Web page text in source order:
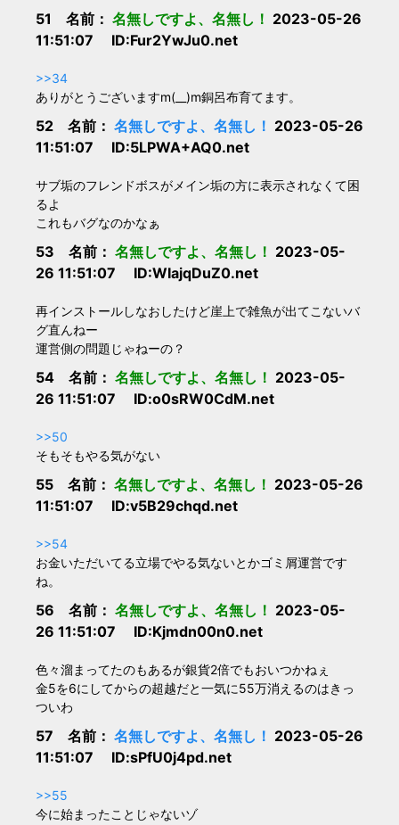
51 名前： 名無しですよ、名無し！ 2023-05-26
11:51:07 ID:Fur2YwJu0.net
>>34
ありがとうございますm(__)m銅呂布育てます。
52 名前： 名無しですよ、名無し！ 2023-05-26
11:51:07 ID:5LPWA+AQ0.net
サブ垢のフレンドボスがメイン垢の方に表示されなくて困
るよ
これもバグなのかなぁ
53 名前： 名無しですよ、名無し！ 2023-05-
26 11:51:07 ID:WIajqDuZ0.net
再インストールしなおしたけど崖上で雑魚が出てこないバ
グ直んねー
運営側の問題じゃねーの？
54 名前： 名無しですよ、名無し！ 2023-05-
26 11:51:07 ID:o0sRW0CdM.net
>>50
そもそもやる気がない
55 名前： 名無しですよ、名無し！ 2023-05-26
11:51:07 ID:v5B29chqd.net
>>54
お金いただいてる立場でやる気ないとかゴミ屑運営です
ね。
56 名前： 名無しですよ、名無し！ 2023-05-
26 11:51:07 ID:Kjmdn00n0.net
色々溜まってたのもあるが銀貨2倍でもおいつかねぇ
金5を6にしてからの超越だと一気に55万消えるのはきっ
ついわ
57 名前： 名無しですよ、名無し！ 2023-05-26
11:51:07 ID:sPfU0j4pd.net
>>55
今に始まったことじゃないゾ